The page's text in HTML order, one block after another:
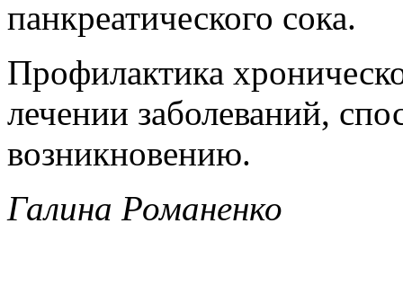
панкреатического сока.
Профилактика
лечении заболеваний,
возникновению.
Галина Романенко